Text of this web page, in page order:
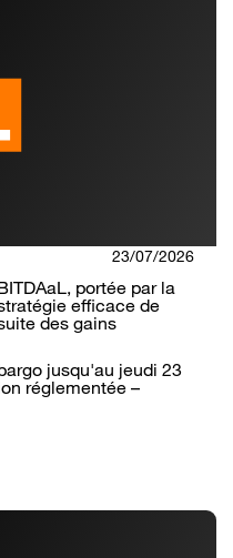
23/07/2026
portée par la
efficace de
des gains
jusqu'au jeudi 23
réglementée –